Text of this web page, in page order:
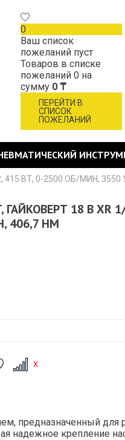
0
Ваш список
пожеланий пуст
Товаров в списке
пожеланий 0 на
сумму 0 ₸
ПЕРЕЙТИ В
СПИСОК
ПОЖЕЛАНИЙ
2, 415 ВТ, 0-2500 ОБ/МИН,
ГАЙКОВЕРТ 18 В XR
406,7 НМ
предназначенный
надежное крепление